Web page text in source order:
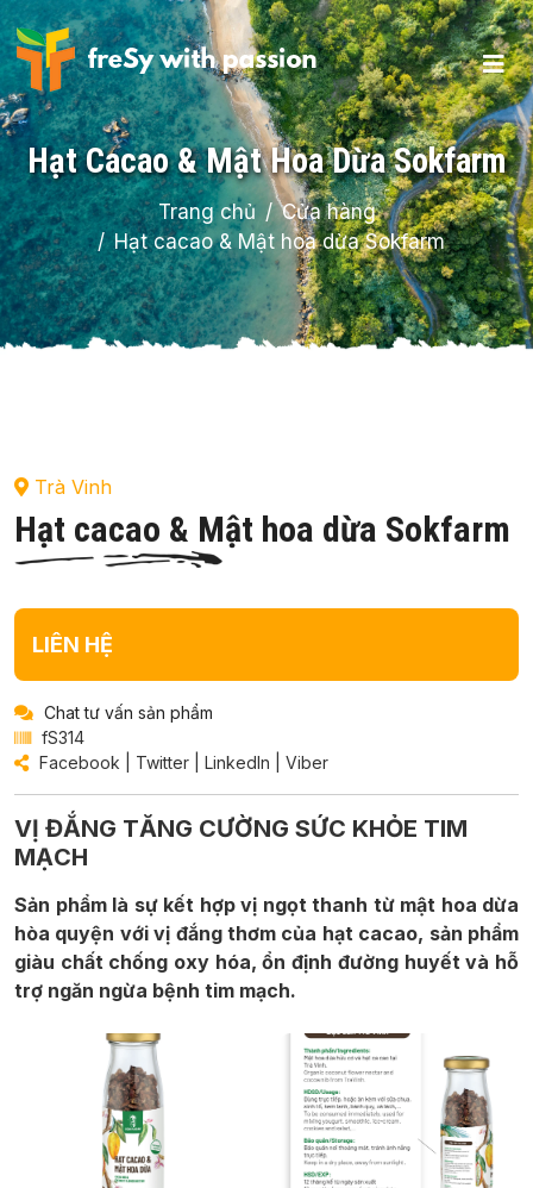
Hạt Cacao & Mật Hoa Dừa Sokfarm
Trang chủ
Cửa hàng
Hạt cacao & Mật hoa dừa Sokfarm
Trà Vinh
Hạt cacao & Mật hoa dừa Sokfarm
LIÊN HỆ
Chat tư vấn sản phẩm
fS314
Facebook
Twitter LinkedIn Viber
VỊ ĐẮNG TĂNG CƯỜNG SỨC KHỎE TIM
MẠCH
Sản phẩm là sự kết hợp vị ngọt thanh từ mật hoa dừa
hòa quyện với vị đắng thơm của hạt cacao, sản phẩm
giàu chất chống oxy hóa, ổn định đường huyết và hỗ
trợ ngăn ngừa bệnh tim mạch.